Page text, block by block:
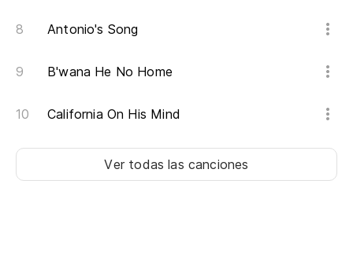
Antonio's Song
B'wana He No Home
California On His Mind
Ver todas las canciones